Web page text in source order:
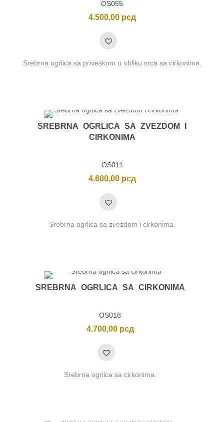
OS055
4.500,00 рсд
Srebrna ogrlica sa priveskom u obliku srca sa cirkonima.
SREBRNA OGRLICA SA ZVEZDOM I
CIRKONIMA
OS011
4.600,00 рсд
Srebrna ogrlica sa zvezdom i cirkonima.
SREBRNA OGRLICA SA CIRKONIMA
OS018
4.700,00 рсд
Srebrna ogrlica sa cirkonima.